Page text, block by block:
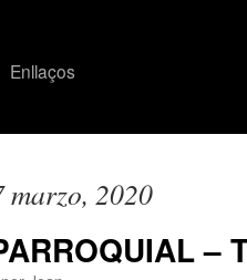
Enllaços
marzo, 2020
–